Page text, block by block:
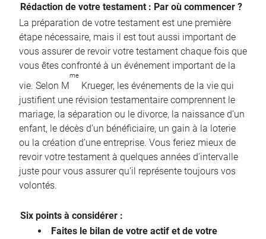
Rédaction de votre testament : Par où commencer ?
La préparation de votre testament est une première
étape nécessaire, mais il est tout aussi important de
vous assurer de revoir votre testament chaque fois que
vous êtes confronté à un événement important de la
vie. Selon M
me
Krueger, les événements de la vie qui
justifient une révision testamentaire comprennent le
mariage, la séparation ou le divorce, la naissance d’un
enfant, le décès d’un bénéficiaire, un gain à la loterie
ou la création d’une entreprise. Vous feriez mieux de
revoir votre testament à quelques années d’intervalle
juste pour vous assurer qu’il représente toujours vos
volontés.
Six points à considérer :
Faites le bilan de votre actif et de votre